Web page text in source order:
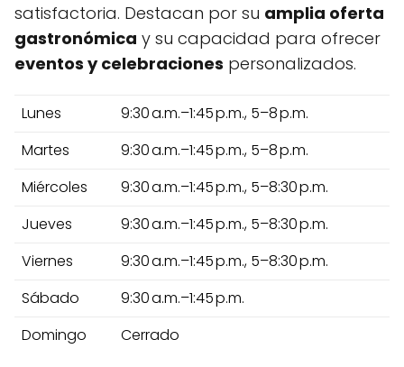
satisfactoria. Destacan por su amplia oferta
gastronómica y su capacidad para ofrecer
eventos y celebraciones personalizados.
Lunes
9:30 a.m.–1:45 p.m., 5–8 p.m.
Martes
9:30 a.m.–1:45 p.m., 5–8 p.m.
Miércoles
9:30 a.m.–1:45 p.m., 5–8:30 p.m.
Jueves
9:30 a.m.–1:45 p.m., 5–8:30 p.m.
Viernes
9:30 a.m.–1:45 p.m., 5–8:30 p.m.
Sábado
9:30 a.m.–1:45 p.m.
Domingo
Cerrado